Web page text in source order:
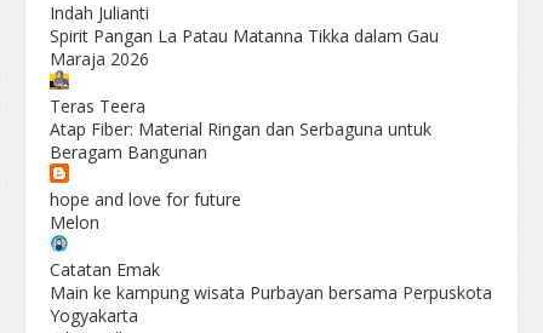
Indah Julianti
Spirit Pangan La Patau Matanna Tikka dalam Gau
Maraja 2026
Teras Teera
Atap Fiber: Material Ringan dan Serbaguna untuk
Beragam Bangunan
hope and love for future
Melon
Catatan Emak
Main ke kampung wisata Purbayan bersama Perpuskota
Yogyakarta